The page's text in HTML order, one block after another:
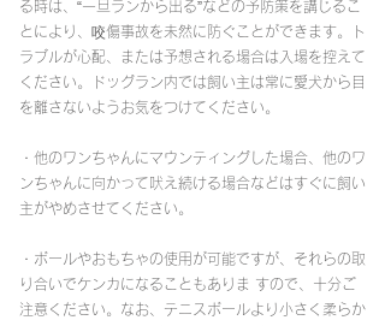
る時は、“一旦ランから出る”などの予防策を講じるこ
とにより、咬傷事故を未然に防ぐことができます。ト
ラブルが心配、または予想される場合は入場を控えて
ください。ドッグラン内では飼い主は常に愛犬から目
を離さないようお気をつけてください。
・他のワンちゃんにマウンティングした場合、他のワ
ンちゃんに向かって吠え続ける場合などはすぐに飼い
主がやめさせてください。
・ボールやおもちゃの使用が可能ですが、それらの取
り合いでケンカになることもありま すので、十分ご
注意ください。なお、テニスボールより小さく柔らか